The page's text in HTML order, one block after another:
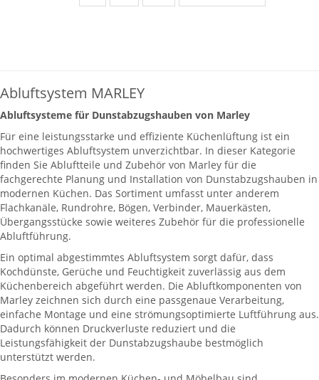
Abluftsystem MARLEY
Abluftsysteme für Dunstabzugshauben von Marley
Für eine leistungsstarke und effiziente Küchenlüftung ist ein
hochwertiges Abluftsystem unverzichtbar. In dieser Kategorie
finden Sie Abluftteile und Zubehör von Marley für die
fachgerechte Planung und Installation von Dunstabzugshauben in
modernen Küchen. Das Sortiment umfasst unter anderem
Flachkanäle, Rundrohre, Bögen, Verbinder, Mauerkästen,
Übergangsstücke sowie weiteres Zubehör für die professionelle
Abluftführung.
Ein optimal abgestimmtes Abluftsystem sorgt dafür, dass
Kochdünste, Gerüche und Feuchtigkeit zuverlässig aus dem
Küchenbereich abgeführt werden. Die Abluftkomponenten von
Marley zeichnen sich durch eine passgenaue Verarbeitung,
einfache Montage und eine strömungsoptimierte Luftführung aus.
Dadurch können Druckverluste reduziert und die
Leistungsfähigkeit der Dunstabzugshaube bestmöglich
unterstützt werden.